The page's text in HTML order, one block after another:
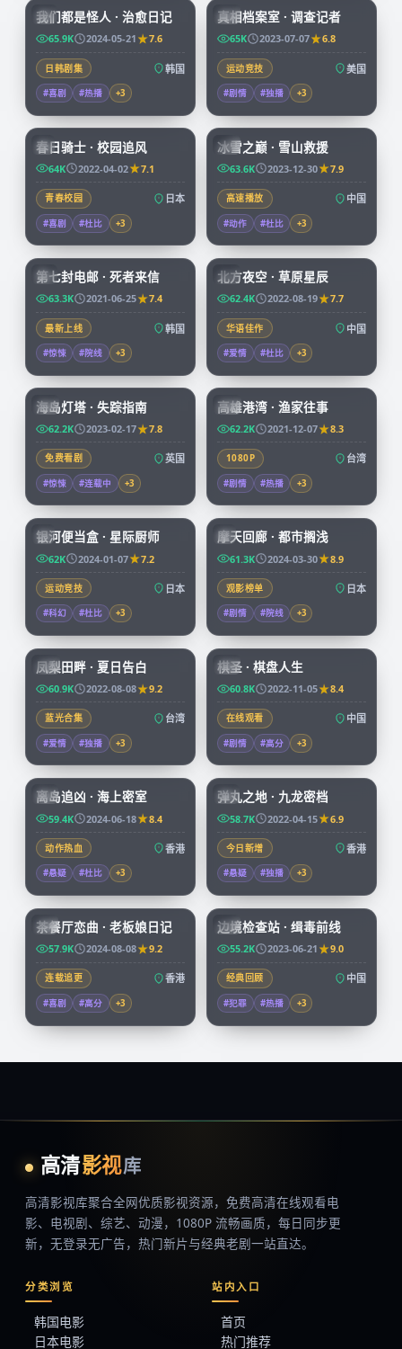
KR
我们都是怪人 · 治愈日记
65.9K 2024-05-21 7.6
日韩剧集 韩国
#喜剧 #热播 +3
CN
真相档案室 · 调查记者
65K 2023-07-07 6.8
运动竞技 美国
#剧情 #独播 +3
JP
73:38
春日骑士 · 校园追风
64K 2022-04-02 7.1
青春校园 日本
#喜剧 #杜比 +3
CN
冰雪之巅 · 雪山救援
63.6K 2023-12-30 7.9
高速播放 中国
#动作 #杜比 +3
KR
99:14
第七封电邮 · 死者来信
63.3K 2021-06-25 7.4
最新上线 韩国
#惊悚 #院线 +3
CN
99:01
北方夜空 · 草原星辰
62.4K 2022-08-19 7.7
华语佳作 中国
#爱情 #杜比 +3
CN
海岛灯塔 · 失踪指南
62.2K 2023-02-17 7.8
免费看剧 英国
#惊悚 #连载中 +3
TW
高雄港湾 · 渔家往事
62.2K 2021-12-07 8.3
1080P 台湾
#剧情 #热播 +3
JP
59:46
银河便当盒 · 星际厨师
62K 2024-01-07 7.2
运动竞技 日本
#科幻 #杜比 +3
JP
45:37
摩天回廊 · 都市搁浅
61.3K 2024-03-30 8.9
观影榜单 日本
#剧情 #院线 +3
TW
凤梨田畔 · 夏日告白
60.9K 2022-08-08 9.2
蓝光合集 台湾
#爱情 #独播 +3
CN
棋圣 · 棋盘人生
60.8K 2022-11-05 8.4
在线观看 中国
#剧情 #高分 +3
HK
92:58
离岛追凶 · 海上密室
59.4K 2024-06-18 8.4
动作热血 香港
#悬疑 #杜比 +3
HK
99:59
弹丸之地 · 九龙密档
58.7K 2022-04-15 6.9
今日新增 香港
#悬疑 #独播 +3
HK
茶餐厅恋曲 · 老板娘日记
57.9K 2024-08-08 9.2
连载追更 香港
#喜剧 #高分 +3
CN
边境检查站 · 缉毒前线
55.2K 2023-06-21 9.0
经典回顾 中国
#犯罪 #热播 +3
高清影视库
高清影视库聚合全网优质影视资源， 免费高清在线观看电
影、电视剧、综艺、动漫，1080P 流畅画质，每日同步更
新，无登录无广告，热门新片与经典老剧一站直达。
分类浏览
韩国电影
日本电影
站内入口
首页
热门推荐